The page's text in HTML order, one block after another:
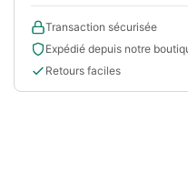
Transaction sécurisée
Expédié depuis notre
Retours faciles